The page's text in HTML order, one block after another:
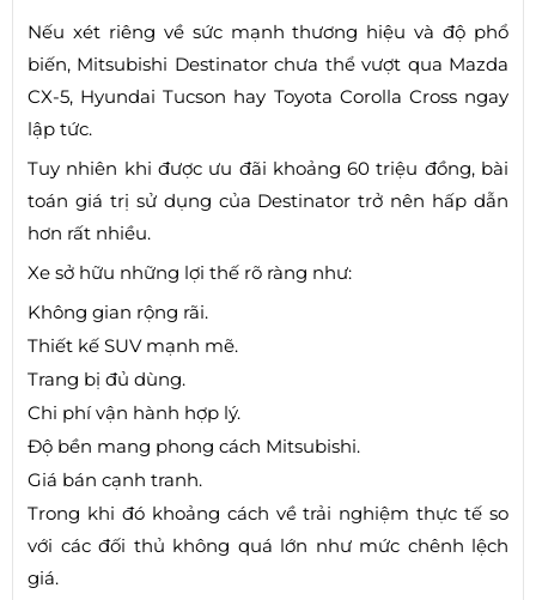
Nếu xét riêng về sức mạnh thương hiệu và độ phổ
biến, Mitsubishi Destinator chưa thể vượt qua Mazda
CX-5, Hyundai Tucson hay Toyota Corolla Cross ngay
lập tức.
Tuy nhiên khi được ưu đãi khoảng 60 triệu đồng, bài
toán giá trị sử dụng của Destinator trở nên hấp dẫn
hơn rất nhiều.
Xe sở hữu những lợi thế rõ ràng như:
Không gian rộng rãi.
Thiết kế SUV mạnh mẽ.
Trang bị đủ dùng.
Chi phí vận hành hợp lý.
Độ bền mang phong cách Mitsubishi.
Giá bán cạnh tranh.
Trong khi đó khoảng cách về trải nghiệm thực tế so
với các đối thủ không quá lớn như mức chênh lệch
giá.